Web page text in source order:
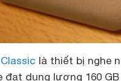
là thiết bị nghe
đạt dung lượng 160